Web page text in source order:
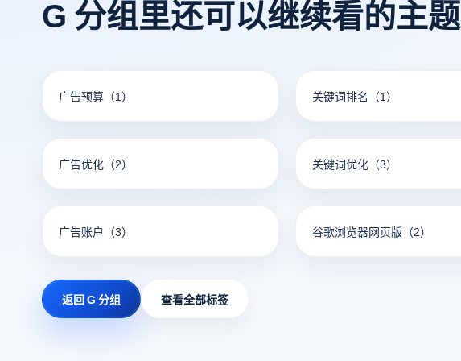
G 分组里还可以继续看的主题
广告预算 （1） 关键词排名 （1）
广告优化 （2） 关键词优化 （3）
广告账户 （3） 谷歌浏览器网页版 （2）
返回 G 分组 查看全部标签